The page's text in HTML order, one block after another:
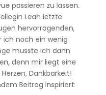
passieren zu lassen.
Leah letzte
hervorragenden,
ich noch ein wenig
musste ich dann
denn mir liegt eine
Dankbarkeit!
Beitrag inspiriert: